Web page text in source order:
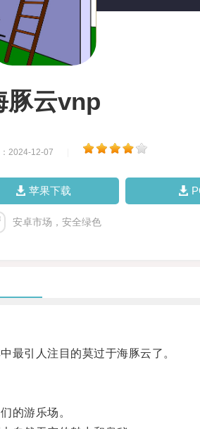
豚云vnp
2024-12-07
苹果下载
安卓市场，安全绿色
引人注目的莫过于海豚云了。
的游乐场。